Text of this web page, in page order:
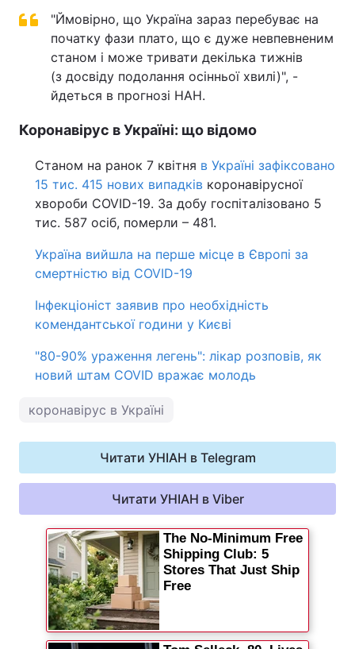
"Ймовірно, що Україна зараз перебуває на
початку фази плато, що є дуже невпевненим
станом і може тривати декілька тижнів
(з досвіду подолання осінньої хвилі)", -
йдеться в прогнозі НАН.
Коронавірус в Україні: що відомо
Станом на ранок 7 квітня в Україні зафіксовано
15 тис. 415 нових випадків коронавірусної
хвороби COVID-19. За добу госпіталізовано 5
тис. 587 осіб, померли – 481.
Україна вийшла на перше місце в Європі за
смертністю від COVID-19
Інфекціоніст заявив про необхідність
комендантської години у Києві
"80-90% ураження легень": лікар розповів, як
новий штам COVID вражає молодь
коронавірус в Україні
Читати УНІАН в Telegram
Читати УНІАН в Viber